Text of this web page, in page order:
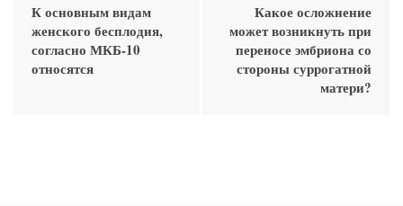
К основным видам
женского бесплодия,
согласно МКБ-10
относятся
Какое осложнение
может возникнуть при
переносе эмбриона со
стороны суррогатной
матери?